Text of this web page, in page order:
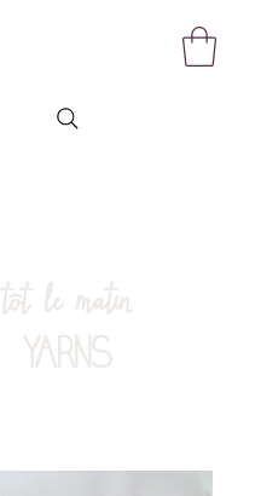
tôt le matin
YARNS